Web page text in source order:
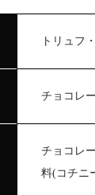
トリュフ
チョコレ
チョコレ
料(コチニ